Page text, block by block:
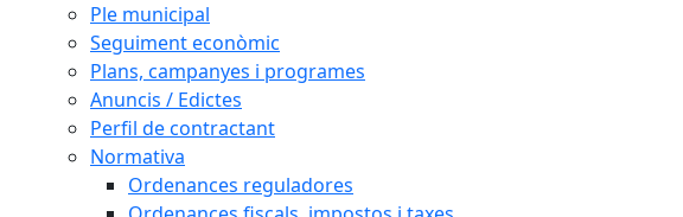
Ple municipal
Seguiment econòmic
Plans, campanyes i programes
Anuncis / Edictes
Perfil de contractant
Normativa
Ordenances reguladores